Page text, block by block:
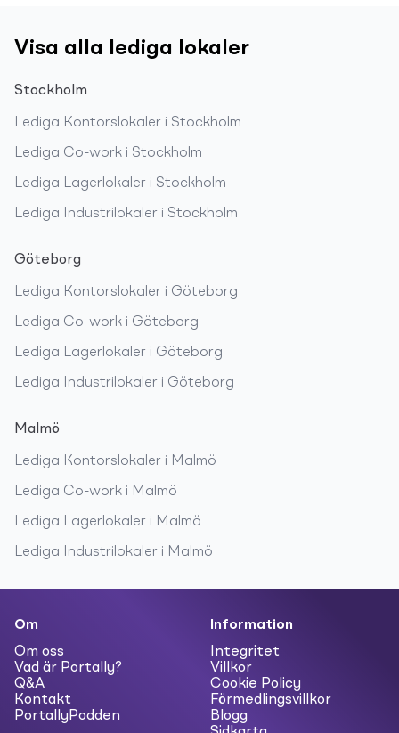
Visa alla lediga lokaler
Stockholm
Lediga Kontorslokaler i Stockholm
Lediga Co-work i Stockholm
Lediga Lagerlokaler i Stockholm
Lediga Industrilokaler i Stockholm
Göteborg
Lediga Kontorslokaler i Göteborg
Lediga Co-work i Göteborg
Lediga Lagerlokaler i Göteborg
Lediga Industrilokaler i Göteborg
Malmö
Lediga Kontorslokaler i Malmö
Lediga Co-work i Malmö
Lediga Lagerlokaler i Malmö
Lediga Industrilokaler i Malmö
Om
Om oss
Vad är Portally?
Q&A
Kontakt
PortallyPodden
Information
Integritet
Villkor
Cookie Policy
Förmedlingsvillkor
Blogg